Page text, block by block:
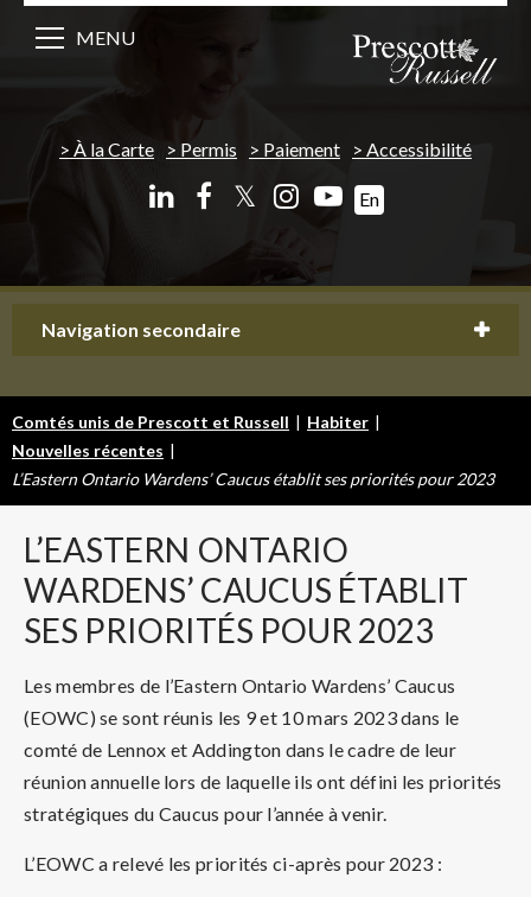
À la Carte Permis Paiement Accessibilité
𝕏 En
MENU
Navigation secondaire
Comtés unis de Prescott et Russell | Habiter |
Nouvelles récentes |
L’Eastern Ontario Wardens’ Caucus établit ses priorités pour 2023
L’EASTERN ONTARIO
WARDENS’ CAUCUS ÉTABLIT
SES PRIORITÉS POUR 2023
Les membres de l’Eastern Ontario Wardens’ Caucus
(EOWC) se sont réunis les 9 et 10 mars 2023 dans le
comté de Lennox et Addington dans le cadre de leur
réunion annuelle lors de laquelle ils ont défini les priorités
stratégiques du Caucus pour l’année à venir.
L’EOWC a relevé les priorités ci-après pour 2023 :